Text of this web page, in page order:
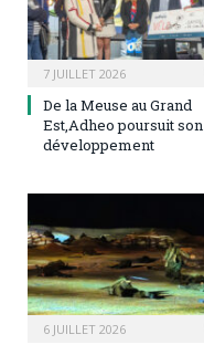
7 JUILLET 2026
De la Meuse au Grand
Est,Adheo poursuit son
développement
6 JUILLET 2026